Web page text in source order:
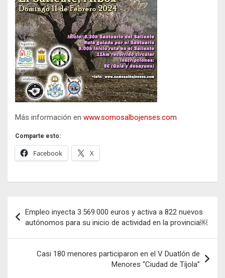
Más información en www.somosalbojenses.com
Comparte esto:
Facebook X
de
entradas
Empleo inyecta 3.569.000 euros y activa a 822 nuevos
autónomos para su inicio de actividad en la provincia￼
Casi 180 menores participaron en el V Duatlón de
Menores “Ciudad de Tíjola”